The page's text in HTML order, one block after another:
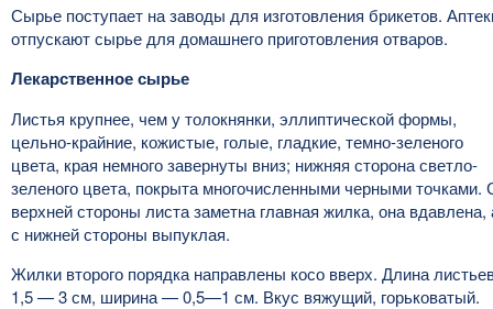
Сырье поступает на заводы для изготовления брикетов.
отпускают сырье для домашнего приготовления отваров.
Лекарственное сырье
Листья крупнее, чем у толокнянки, эллиптической формы,
цельно-крайние, кожистые, голые, гладкие, темно-зеленого
цвета, края немного завернуты вниз; нижняя сторона светло-
зеленого цвета, покрыта многочисленными черными точками.
верхней стороны листа заметна главная жилка, она вдавлена,
с нижней стороны выпуклая.
Жилки второго порядка направлены косо вверх. Длина
1,5 — 3 см, ширина — 0,5—1 см. Вкус вяжущий, горьковатый.